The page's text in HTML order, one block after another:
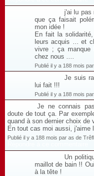
j'ai lu pas
que ça faisait
mon idée !
En fait la
leurs acquis ... et
vivre ; ça manque
chez nous ....
Publié il y a 188 mois
Je suis
lui fait !!!
Publié il y a 188 mois
Je ne connais
doute de tout ça. Par
quand à son dernier choix de
En tout cas moi aussi, j'aime
Publié il y a 188 mois par as de
Un
maillot de bain !!
à la tête !